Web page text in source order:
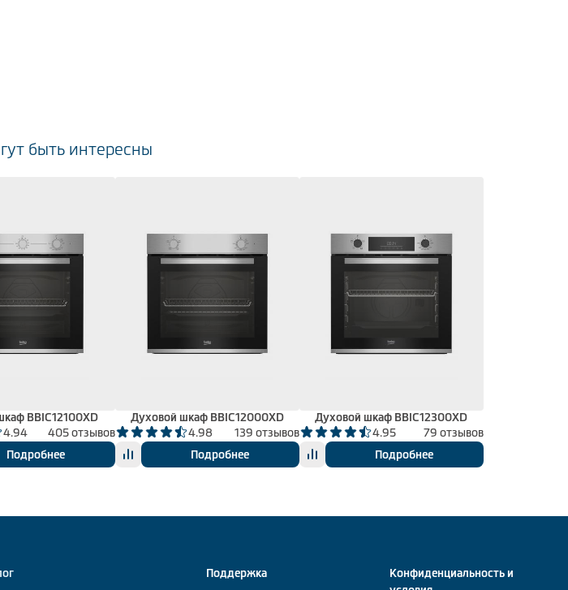
быть интересны
BBIC12100XD
4.94
405 отзывов
Подробнее
Духовой шкаф BBIC12000XD
4.98
139 отзывов
Подробнее
Духовой шкаф BBIC12300XD
4.95
79 отзывов
Подробнее
Поддержка
Конфиденциальность и